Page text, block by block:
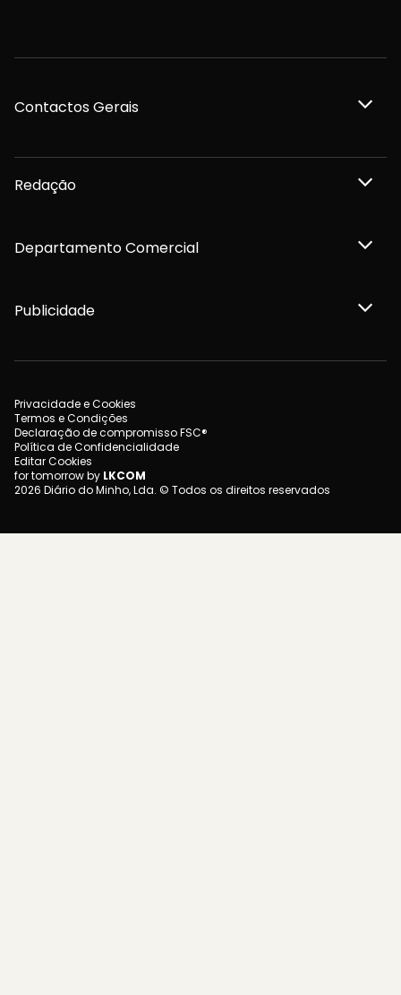
Contactos Gerais
Redação
Departamento Comercial
Publicidade
Privacidade e Cookies
Termos e Condições
Declaração de compromisso FSC®
Política de Confidencialidade
Editar Cookies
for tomorrow by LKCOM
2026 Diário do Minho, Lda. © Todos os direitos reservados